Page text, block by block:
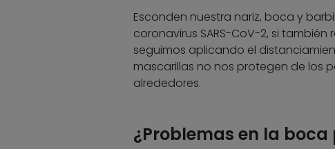
Esconden nuestra nariz, boca y
coronavirus SARS-CoV-2, si
seguimos aplicando el
mascarillas no nos protegen de los
alrededores.
¿Problemas en la